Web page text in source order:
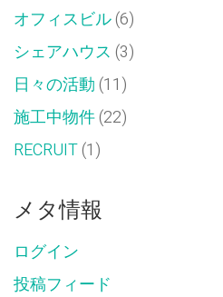
オフィスビル(6)
シェアハウス (3)
日々の活動(11)
施工中物件(22)
RECRUIT(1)
メタ情報
ログイン
投稿フィード